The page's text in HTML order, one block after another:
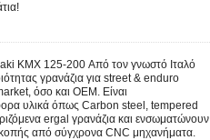
KMX 125-200 Από τον γνωστό Ιταλό
γρανάζια για street & enduro
όσο και OEM. Είναι
υλικά όπως Carbon steel, tempered
ergal γρανάζια και ενσωματώνουν
κοπής από σύγχρονα CNC μηχανήματα.